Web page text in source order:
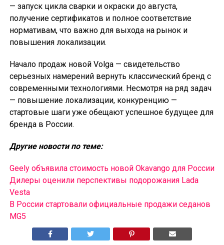
— запуск цикла сварки и окраски до августа,
получение сертификатов и полное соответствие
нормативам, что важно для выхода на рынок и
повышения локализации.
Начало продаж новой Volga — свидетельство
серьезных намерений вернуть классический бренд с
современными технологиями. Несмотря на ряд задач
— повышение локализации, конкуренцию —
стартовые шаги уже обещают успешное будущее для
бренда в России.
Другие новости по теме:
Geely объявила стоимость новой Okavango для России
Дилеры оценили перспективы подорожания Lada
Vesta
В России cтартовали официальные продажи седанов
MG5